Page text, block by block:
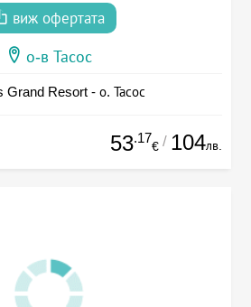
виж офертата
о-в Тасос
Grand Resort - о. Тасос
53.17
€ / 104лв.